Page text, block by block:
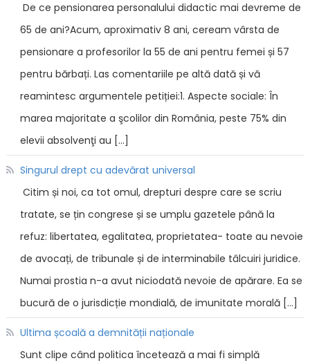
De ce pensionarea personalului didactic mai devreme de
65 de ani?Acum, aproximativ 8 ani, ceream vârsta de
pensionare a profesorilor la 55 de ani pentru femei și 57
pentru bărbați. Las comentariile pe altă dată și vă
reamintesc argumentele petiției:1. Aspecte sociale: În
marea majoritate a şcolilor din România, peste 75% din
elevii absolvenţi au […]
Singurul drept cu adevărat universal
Citim și noi, ca tot omul, drepturi despre care se scriu
tratate, se țin congrese și se umplu gazetele până la
refuz: libertatea, egalitatea, proprietatea- toate au nevoie
de avocați, de tribunale și de interminabile tâlcuiri juridice.
Numai prostia n-a avut niciodată nevoie de apărare. Ea se
bucură de o jurisdicție mondială, de imunitate morală […]
Ultima școală a demnității naționale
Sunt clipe când politica încetează a mai fi simplă